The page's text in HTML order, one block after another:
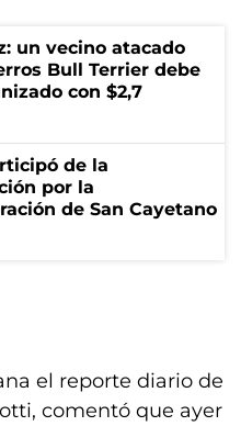
un vecino atacado
Bull Terrier debe
con $2,7
de la
por la
de San Cayetano
el reporte diario de
comentó que ayer